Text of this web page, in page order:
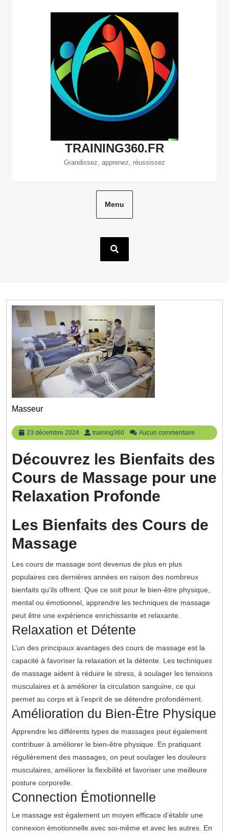
TRAINING360.FR
Grandissez, apprenez, réussissez
Menu
Masseur
23 décembre 2024
23
décembre
training360 training360
Aucun commentaire
Découvrez les Bienfaits des
Cours de Massage pour une
Relaxation Profonde
Les Bienfaits des Cours de
Massage
Les cours de massage sont devenus de plus en plus
populaires ces dernières années en raison des nombreux
bienfaits qu’ils offrent. Que ce soit pour le bien-être physique,
mental ou émotionnel, apprendre les techniques de massage
peut être une expérience enrichissante et relaxante.
Relaxation et Détente
L’un des principaux avantages des cours de massage est la
capacité à favoriser la relaxation et la détente. Les techniques
de massage aident à réduire le stress, à soulager les tensions
musculaires et à améliorer la circulation sanguine, ce qui
permet au corps et à l’esprit de se détendre profondément.
Amélioration du Bien-Être Physique
Apprendre les différents types de massages peut également
contribuer à améliorer le bien-être physique. En pratiquant
régulièrement des massages, on peut soulager les douleurs
musculaires, améliorer la flexibilité et favoriser une meilleure
posture corporelle.
Connection Émotionnelle
Le massage est également un moyen efficace d’établir une
connexion émotionnelle avec soi-même et avec les autres. En